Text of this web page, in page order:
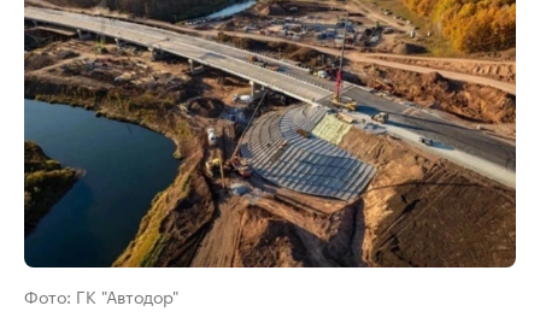
Фото: ГК "Автодор"